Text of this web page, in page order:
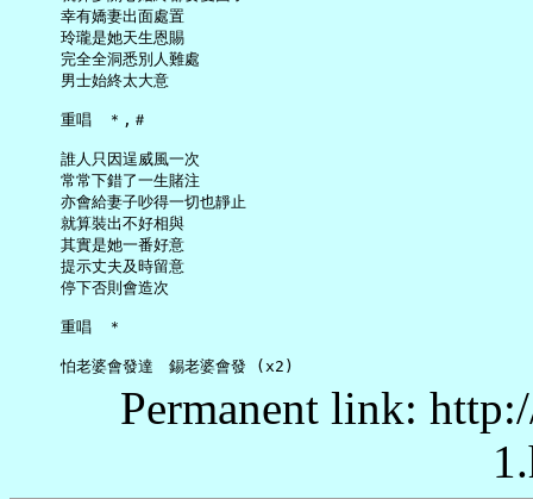
     幸有嬌妻出面處置
     玲瓏是她天生恩賜
     完全全洞悉別人難處
     男士始終太大意
     重唱　＊,＃
     誰人只因逞威風一次
     常常下錯了一生賭注
     亦會給妻子吵得一切也靜止
     就算裝出不好相與
     其實是她一番好意
     提示丈夫及時留意
     停下否則會造次
     重唱　＊
Permanent link: